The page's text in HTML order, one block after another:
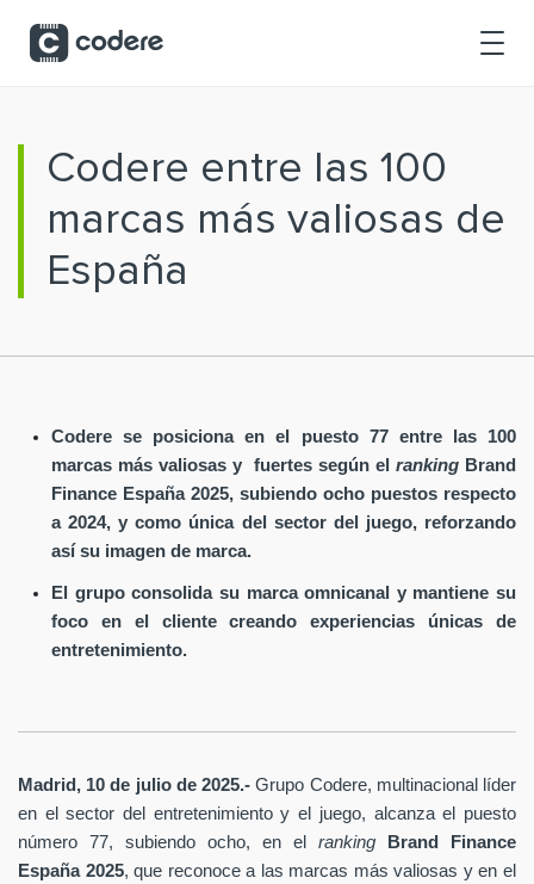
Codere entre las 100
marcas más valiosas de
España
Codere se posiciona en el puesto 77 entre las 100
marcas más valiosas y fuertes según el ranking Brand
Finance España 2025, subiendo ocho puestos respecto
a 2024, y como única del sector del juego, reforzando
así su imagen de marca.
El grupo consolida su marca omnicanal y mantiene su
foco en el cliente creando experiencias únicas de
entretenimiento.
Madrid, 10 de julio de 2025.-Grupo Codere, multinacional líder
en el sector del entretenimiento y el juego, alcanza el puesto
número 77, subiendo ocho, en el ranking
Brand Finance
España 2025, que reconoce a las marcas más valiosas y en el